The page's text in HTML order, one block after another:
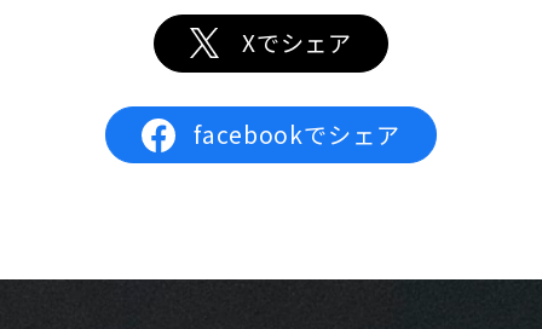
Xでシェア
facebookでシェア